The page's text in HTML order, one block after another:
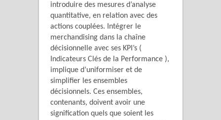
introduire des mesures d’analyse
quantitative, en relation avec des
actions couplées. Intégrer le
merchandising dans la chaîne
décisionnelle avec ses KPI’s (
Indicateurs Clés de la Performance ),
implique d’uniformiser et de
simplifier les ensembles
décisionnels. Ces ensembles,
contenants, doivent avoir une
signification quels que soient les